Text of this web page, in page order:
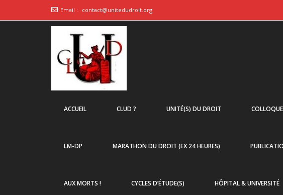
Email : contact@unitedudroit.org
ACCUEIL CLUD ? UNITÉ(S) DU DROIT
LM-DP MARATHON DU DROIT (EX 24 HEURES)
AUX MORTS ! CYCLES D’ÉTUDE(S) HÔPITAL & UNIVERSITÉ